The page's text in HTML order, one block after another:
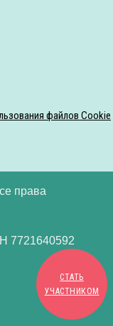
СТАТЬ
УЧАСТНИКОМ
файлов Cookie
права
7721640592